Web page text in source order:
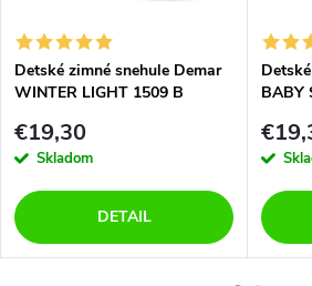
Detské zimné snehule Demar
WINTER LIGHT 1509 B
€19,30
Skladom
DETAIL
BABY